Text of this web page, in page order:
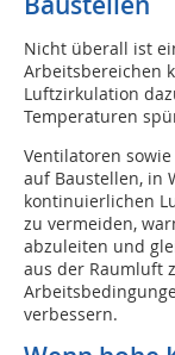
Nicht überall ist
Arbeitsbereichen
Luftzirkulation
Temperaturen
Ventilatoren
auf Baustellen, in
kontinuierlichen
zu vermeiden,
abzuleiten und
aus der Raumluft
verbessern.